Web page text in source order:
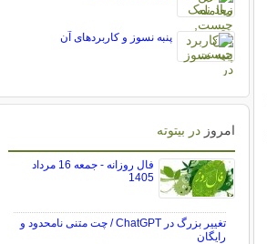
پنبه نسوز و کاربردهای آن
امروز در بیتوته
فال روزانه - جمعه 16 مرداد
1405
تغییر بزرگ در ChatGPT / چت متنی نامحدود و
رایگان